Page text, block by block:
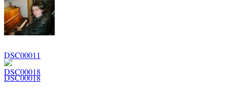
DSC00011
DSC00018